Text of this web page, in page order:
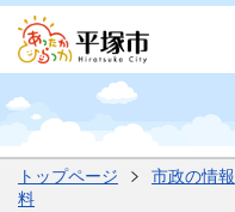
トップページ 市政の情報
料